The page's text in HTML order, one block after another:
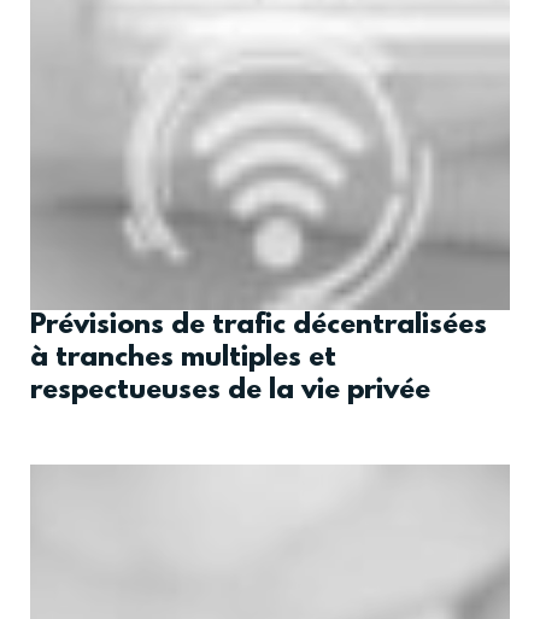
Prévisions de trafic décentralisées
à tranches multiples et
respectueuses de la vie privée